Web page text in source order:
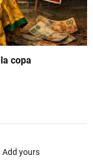
copa
Add yours